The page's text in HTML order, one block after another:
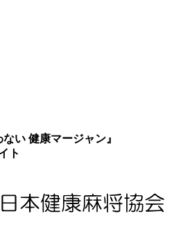
い 健康マージャン』
ト